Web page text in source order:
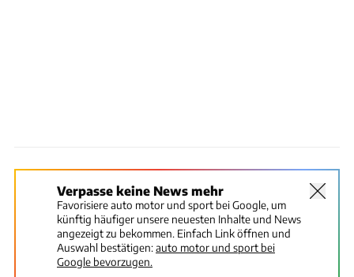
Verpasse keine News mehr
Favorisiere auto motor und sport bei Google, um
künftig häufiger unsere neuesten Inhalte und News
angezeigt zu bekommen. Einfach Link öffnen und
Auswahl bestätigen:auto motor und sport bei
Google bevorzugen.